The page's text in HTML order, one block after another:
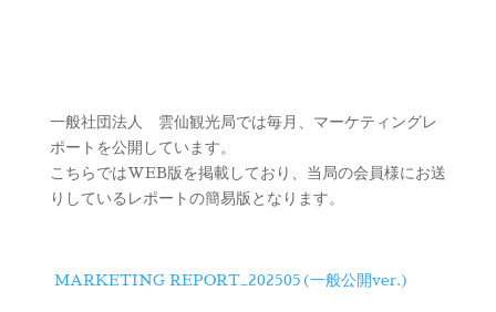
一般社団法人 雲仙観光局では毎月、マーケティングレ
ポートを公開しています。
こちらではWEB版を掲載しており、当局の会員様にお送
りしているレポートの簡易版となります。
MARKETING REPORT_202505(一般公開ver.)